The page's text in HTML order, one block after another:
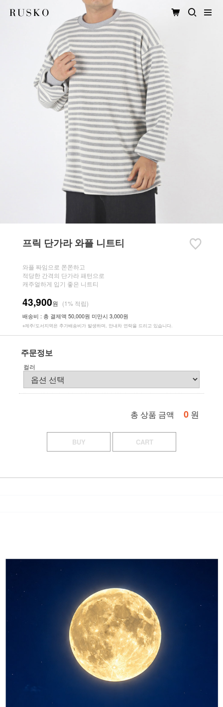
프릭 단가라 와플 니트티
와플 짜임으로 쫀쫀하고
적당한 간격의 단가라 패턴으로
캐주얼하게 입기 좋은 니트티
43,900원 (1% 적립)
배송비 : 총 결제액 50,000원 미만시 3,000원
※제주/도서지역은 추가배송비가 발생하며, 안내차 연락을 드리고 있습니다.
주문정보
컬러
총 상품 금액 0 원
BUY CART